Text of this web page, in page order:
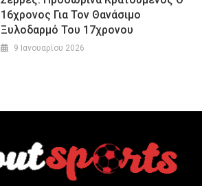
16χρονος Για Τον Θανάσιμο
Ξυλοδαρμό Του 17χρονου
9 Ιανουαρίου 2026